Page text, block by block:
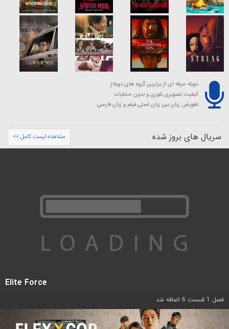
دوبله حرفه ای از برترین گروه های دوبلاژ
کیفیت تصویری بلوری و بدون حذفیات
تعویض زبان بین زبان اصلی فیلم و زبان فارسی
سریال های بروز شده مشاهده لیست کامل >>
Elite Force
فصل 1 قسمت 6 اضافه شد